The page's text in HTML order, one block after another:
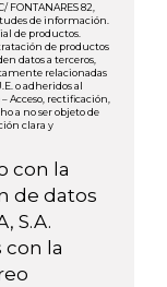
FONTANARES 82,
de información.
de productos.
de productos
datos a terceros,
relacionadas
o adheridos al
Acceso, rectificación,
a no ser objeto de
clara y
con la
de datos
S.A.
con la